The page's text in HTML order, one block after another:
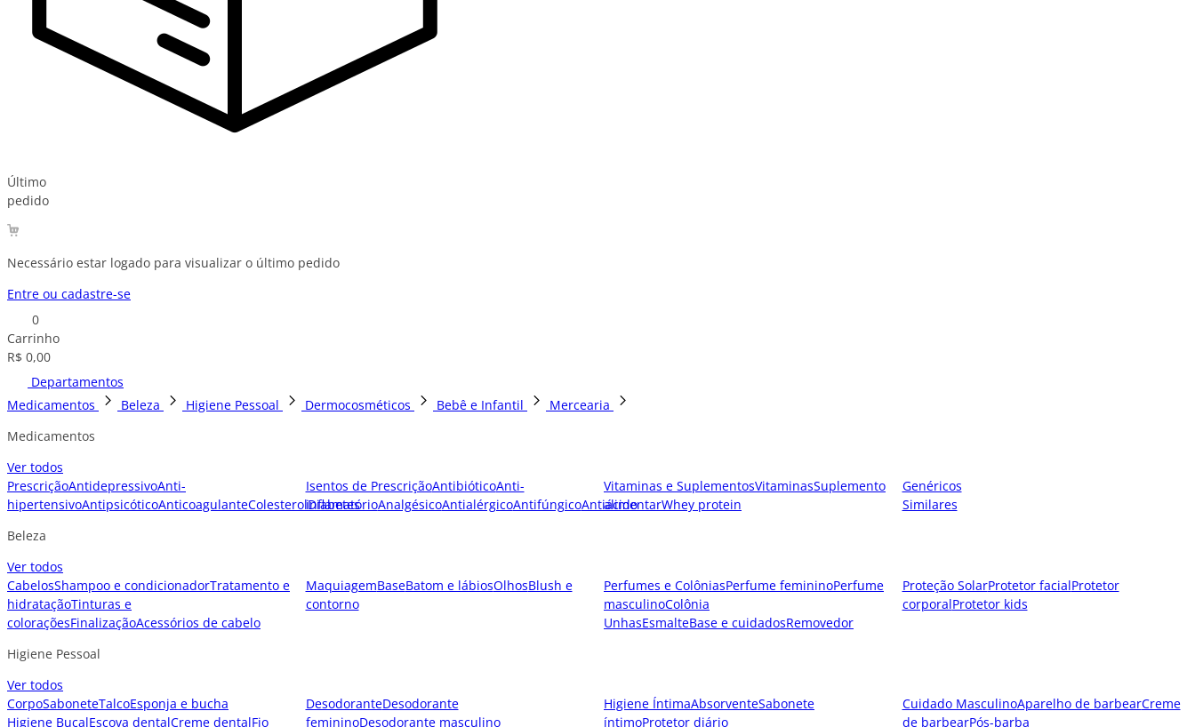
Último
pedido
Necessário estar logado para visualizar o último pedido
Entre ou cadastre-se
0
Carrinho
R$ 0,00
Departamentos
Medicamentos
Beleza Higiene Pessoal Dermocosméticos Bebê e Infantil
Mercearia
Medicamentos
Ver todos
PrescriçãoAntidepressivoAnti-
hipertensivoAntipsicóticoAnticoagulanteColesterolDiabetes
Isentos de PrescriçãoAntibióticoAnti-
inflamatórioAnalgésicoAntialérgicoAntifúngicoAntiácido
Vitaminas e SuplementosVitaminasSuplemento
alimentarWhey protein
Genéricos
Similares
Beleza
Ver todos
CabelosShampoo e condicionadorTratamento e
hidrataçãoTinturas e
coloraçõesFinalizaçãoAcessórios de cabelo
MaquiagemBaseBatom e lábiosOlhosBlush e
contorno
Perfumes e ColôniasPerfume femininoPerfume
masculinoColônia
UnhasEsmalteBase e cuidadosRemovedor
Proteção SolarProtetor facialProtetor
corporalProtetor kids
Higiene Pessoal
Ver todos
CorpoSaboneteTalcoEsponja e bucha
Higiene BucalEscova dentalCreme dentalFio
DesodoranteDesodorante
femininoDesodorante masculino
Higiene ÍntimaAbsorventeSabonete
íntimoProtetor diário
Cuidado MasculinoAparelho de barbearCreme
de barbearPós-barba